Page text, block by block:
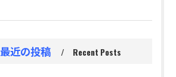
最近の投稿 Recent Posts